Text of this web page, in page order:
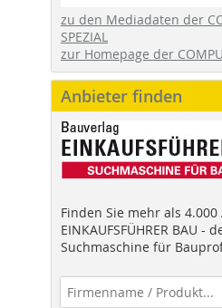
zu den Mediadaten der
SPEZIAL
zur Homepage der
Anbieter finden
Finden Sie mehr als
EINKAUFSFÜHRER BAU -
Suchmaschine für